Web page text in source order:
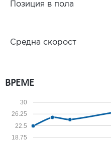
Позиция в пола
Средна скорост
ВРЕМЕ
18.75
22.5
26.25
30